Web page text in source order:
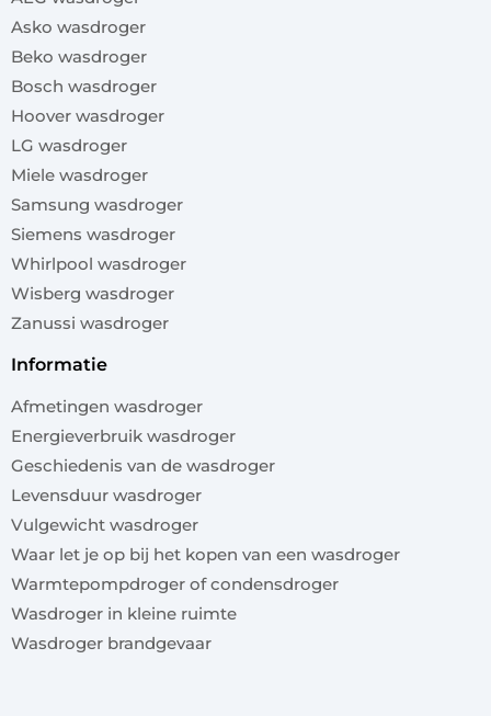
Asko wasdroger
Beko wasdroger
Bosch wasdroger
Hoover wasdroger
LG wasdroger
Miele wasdroger
Samsung wasdroger
Siemens wasdroger
Whirlpool wasdroger
Wisberg wasdroger
Zanussi wasdroger
informatie
Afmetingen wasdroger
Energieverbruik wasdroger
Geschiedenis van de wasdroger
Levensduur wasdroger
Vulgewicht wasdroger
Waar let je op bij het kopen van een wasdroger
Warmtepompdroger of condensdroger
Wasdroger in kleine ruimte
Wasdroger brandgevaar